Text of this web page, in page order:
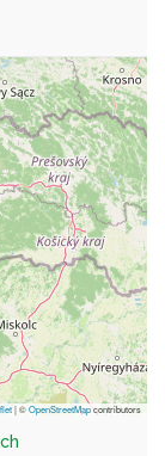
|©OpenStreetMapcontributors